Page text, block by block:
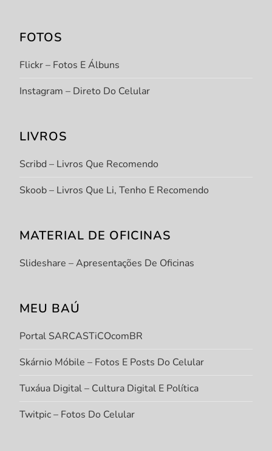
FOTOS
Flickr – Fotos E Álbuns
Instagram – Direto Do Celular
LIVROS
Scribd – Livros Que Recomendo
Skoob – Livros Que Li, Tenho E Recomendo
MATERIAL DE OFICINAS
Slideshare – Apresentações De Oficinas
MEU BAÚ
Portal SARCASTiCOcomBR
Skárnio Móbile – Fotos E Posts Do Celular
Tuxáua Digital – Cultura Digital E Política
Twitpic – Fotos Do Celular